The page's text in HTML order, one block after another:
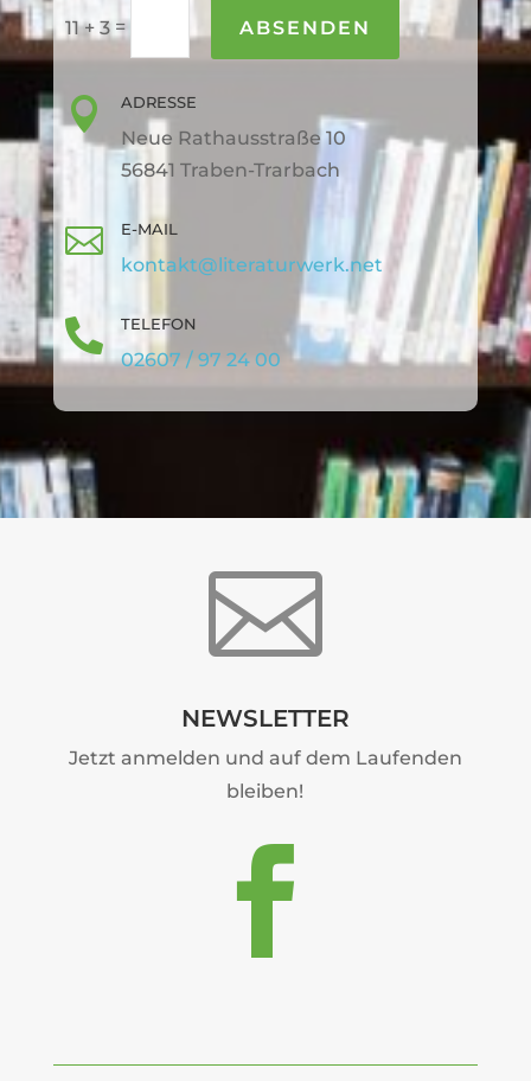
11 + 3= ABSENDEN
 ADRESSE
Neue Rathausstraße 10
56841 Traben-Trarbach
 E-MAIL
kontakt@literaturwerk.net
 TELEFON
02607 / 97 24 00

NEWSLETTER
Jetzt anmelden und auf dem Laufenden
bleiben!
